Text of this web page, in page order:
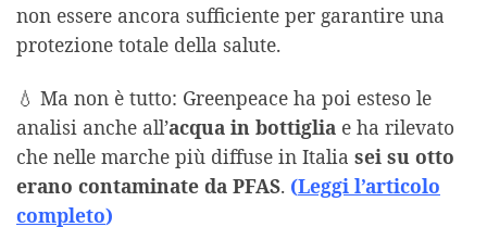
non essere ancora sufficiente per garantire una
protezione totale della salute.
💧 Ma non è tutto: Greenpeace ha poi esteso le
analisi anche all’acqua in bottiglia e ha rilevato
che nelle marche più diffuse in Italia sei su otto
erano contaminate da PFAS. (Leggi l’articolo
completo)